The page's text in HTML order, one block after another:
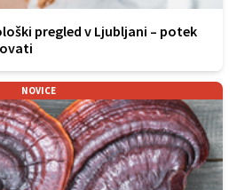
pregled v Ljubljani – potek
NOVICE